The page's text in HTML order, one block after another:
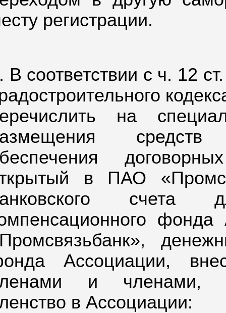
регистрации.
В соответствии с ч. 12
на
средств
в ПАО
счета
Ассоциации,
и членами,
в Ассоциации: